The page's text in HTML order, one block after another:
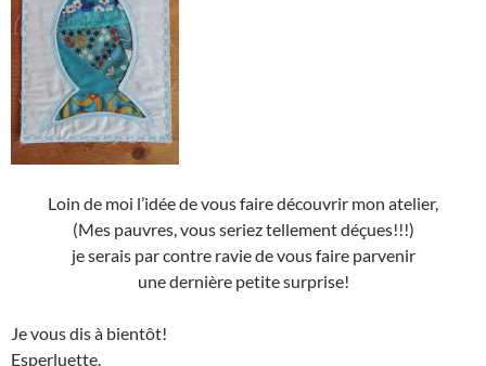
Loin de moi l’idée de vous faire découvrir mon atelier,
(Mes pauvres, vous seriez tellement déçues!!!)
je serais par contre ravie de vous faire parvenir
une dernière petite surprise!
Je vous dis à bientôt!
Esperluette.